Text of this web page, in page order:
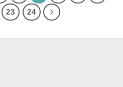
23 24